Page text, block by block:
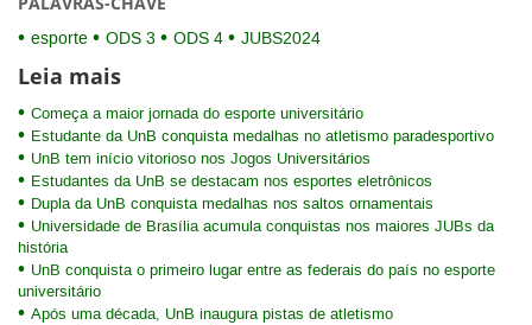
esporte ODS 3 ODS 4 JUBS2024
Leia mais
Começa a maior jornada do esporte universitário
Estudante da UnB conquista medalhas no atletismo paradesportivo
UnB tem início vitorioso nos Jogos Universitários
Estudantes da UnB se destacam nos esportes eletrônicos
Dupla da UnB conquista medalhas nos saltos ornamentais
Universidade de Brasília acumula conquistas nos maiores JUBs da
história
UnB conquista o primeiro lugar entre as federais do país no esporte
universitário
Após uma década, UnB inaugura pistas de atletismo